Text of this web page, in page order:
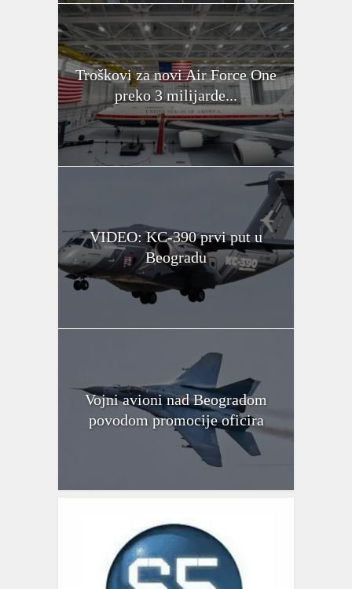
Troškovi za novi Air Force One
preko 3 milijarde...
VIDEO: KC-390 prvi put u
Beogradu
Vojni avioni nad Beogradom
povodom promocije oficira